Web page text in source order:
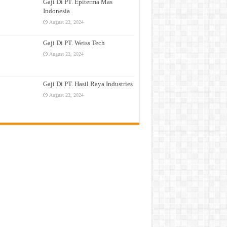
Gaji Di PT. Epiterma Mas
Indonesia
August 22, 2024
Gaji Di PT. Weiss Tech
August 22, 2024
Gaji Di PT. Hasil Raya Industries
August 22, 2024